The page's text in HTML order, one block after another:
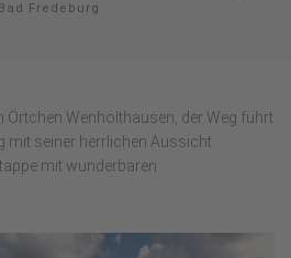
Fredeburg
Örtchen Wenholthausen, der Weg führt
mit seiner herrlichen Aussicht.
mit wunderbaren